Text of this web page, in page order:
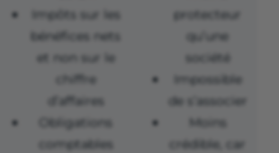
Impôts sur les
bénéfices nets
et non sur le
chiffre
d’affaires
Obligations
comptables
protecteur
qu’une
société
Impossible
de s’associer
Moins
crédible, car